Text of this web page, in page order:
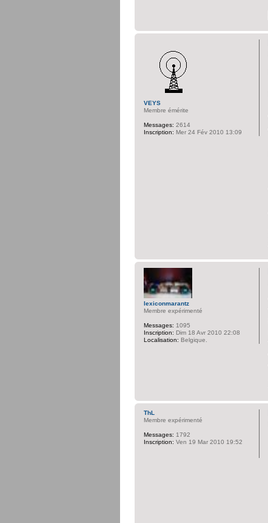
VEYS
Membre émérite
Messages: 2614
Inscription: Mer 24 Fév 2010 13:09
lexiconmarantz
Membre expérimenté
Messages: 1095
Inscription: Dim 18 Avr 2010 22:08
Localisation: Belgique.
ThL
Membre expérimenté
Messages: 1792
Inscription: Ven 19 Mar 2010 19:52